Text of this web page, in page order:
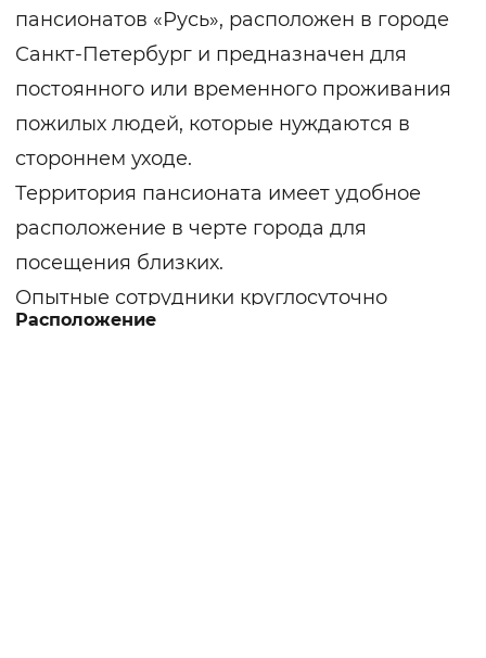
пансионатов «Русь», расположен в городе
Санкт-Петербург и предназначен для
постоянного или временного проживания
пожилых людей, которые нуждаются в
стороннем уходе.
Территория пансионата имеет удобное
расположение в черте города для
посещения близких.
Опытные сотрудники круглосуточно
оказывают уход за проживающими и
Расположение